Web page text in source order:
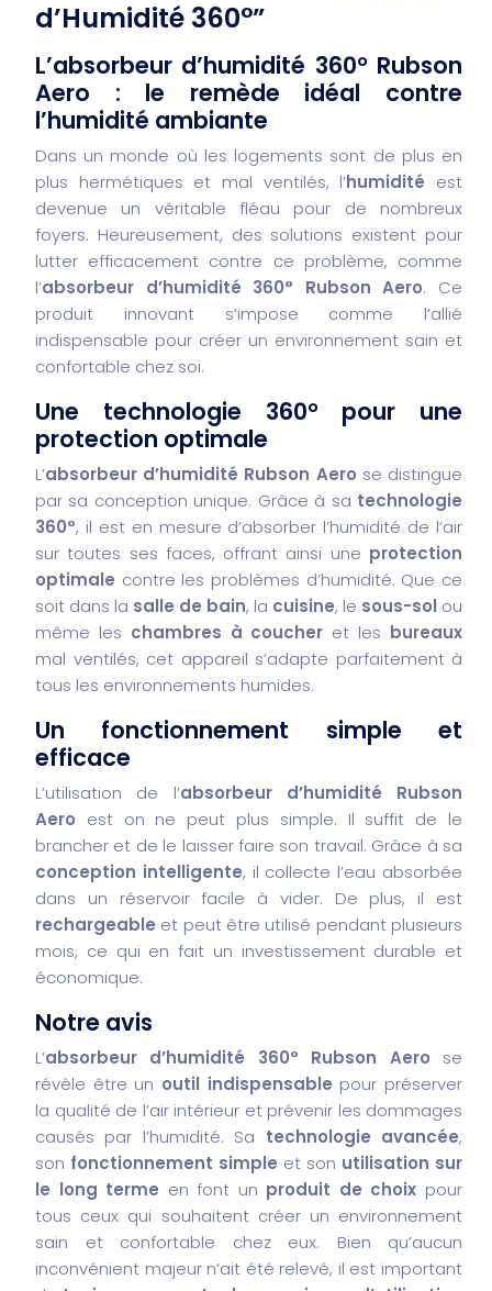
d’Humidité 360°”
L’absorbeur d’humidité 360° Rubson
Aero : le remède idéal contre
l’humidité ambiante
Dans un monde où les logements sont de plus en
plus hermétiques et mal ventilés, l’humidité est
devenue un véritable fléau pour de nombreux
foyers. Heureusement, des solutions existent pour
lutter efficacement contre ce problème, comme
l’absorbeur d’humidité 360° Rubson Aero. Ce
produit innovant s’impose comme l’allié
indispensable pour créer un environnement sain et
confortable chez soi.
Une technologie 360° pour une
protection optimale
L’absorbeur d’humidité Rubson Aero se distingue
par sa conception unique. Grâce à sa technologie
360°, il est en mesure d’absorber l’humidité de l’air
sur toutes ses faces, offrant ainsi une protection
optimale contre les problèmes d’humidité. Que ce
soit dans la salle de bain, la cuisine, le sous-sol ou
même les chambres à coucher et les bureaux
mal ventilés, cet appareil s’adapte parfaitement à
tous les environnements humides.
Un fonctionnement simple et
efficace
L’utilisation de l’absorbeur d’humidité Rubson
Aero est on ne peut plus simple. Il suffit de le
brancher et de le laisser faire son travail. Grâce à sa
conception intelligente, il collecte l’eau absorbée
dans un réservoir facile à vider. De plus, il est
rechargeable et peut être utilisé pendant plusieurs
mois, ce qui en fait un investissement durable et
économique.
Notre avis
L’absorbeur d’humidité 360° Rubson Aero se
révèle être un outil indispensable pour préserver
la qualité de l’air intérieur et prévenir les dommages
causés par l’humidité. Sa technologie avancée,
son fonctionnement simple et son utilisation sur
le long terme en font un produit de choix pour
tous ceux qui souhaitent créer un environnement
sain et confortable chez eux. Bien qu’aucun
inconvénient majeur n’ait été relevé, il est important